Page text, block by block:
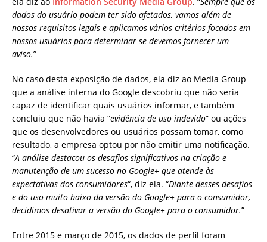
dados do usuário podem ter sido afetados, vamos além de
nossos requisitos legais e aplicamos vários critérios focados em
nossos usuários para determinar se devemos fornecer um
aviso.”
No caso desta exposição de dados, ela diz ao Media Group
que a análise interna do Google descobriu que não seria
capaz de identificar quais usuários informar, e também
concluiu que não havia “evidência de uso indevido” ou ações
que os desenvolvedores ou usuários possam tomar, como
resultado, a empresa optou por não emitir uma notificação.
“A análise destacou os desafios significativos na criação e
manutenção de um sucesso no Google+ que atende às
expectativas dos consumidores“, diz ela. “Diante desses desafios
e do uso muito baixo da versão do Google+ para o consumidor,
decidimos desativar a versão do Google+ para o consumidor.”
Entre 2015 e março de 2015, os dados de perfil foram